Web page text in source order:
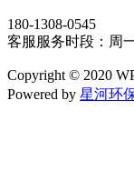
180-1308-0545
客服服务时段：周
Copyright © 2020
Powered by 星河环